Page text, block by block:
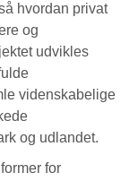
hvordan privat
og
udvikles
videnskabelige
og udlandet.
for